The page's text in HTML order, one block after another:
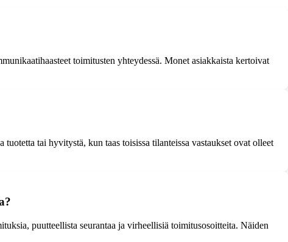
toimitusten yhteydessä. Monet asiakkaista kertoivat
tai hyvitystä, kun taas toisissa tilanteissa vastaukset ovat olleet
puutteellista seurantaa ja virheellisiä toimitusosoitteita. Näiden